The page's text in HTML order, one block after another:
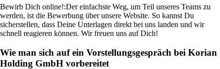
Bewirb Dich online!:Der einfachste Weg, um Teil unseres Teams zu
werden, ist die Bewerbung über unsere Website. So kannst Du
sicherstellen, dass Deine Unterlagen direkt bei uns landen und wir
schnell reagieren können. Wir freuen uns auf Dich!
Wie man sich auf ein Vorstellungsgespräch bei Korian
Holding GmbH vorbereitet